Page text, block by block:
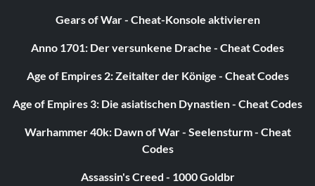
gesammelt, bevor mir langweilig wurde. Es ist am besten,
schießen, während man die Segel hochzieht.
Labyrinth, nachdem Clement und Danielle mit euch
Gears of War - Cheat-Konsole aktivieren
Anno 1701: Der versunkene Drache - Cheat Codes
Age of Empires 2: Zeitalter der Könige - Cheat Codes
Age of Empires 3: Die asiatischen Dynastien - Cheat Codes
Warhammer 40k: Dawn of War - Seelensturm - Cheat
Codes
Assassin's Creed - 1000 Goldbr